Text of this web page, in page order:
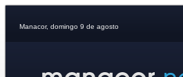
Manacor, domingo 9 de agosto